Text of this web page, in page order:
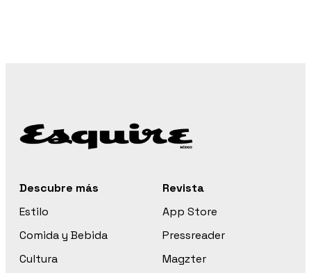
Descubre más
Estilo
Comida y Bebida
Cultura
Revista
App Store
Pressreader
Magzter